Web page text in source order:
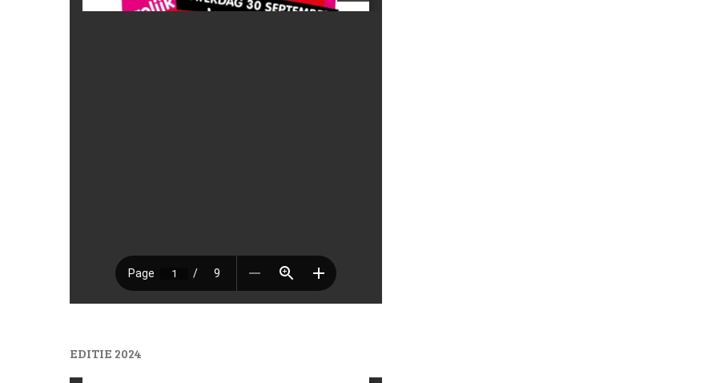
EDITIE 2024